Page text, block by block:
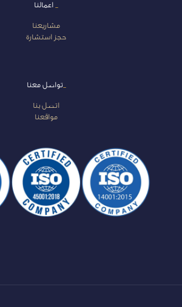
اعمالنا
مشاريعنا
حجز استشارة
_تواصل معنا
اتصل بنا
مواقعنا